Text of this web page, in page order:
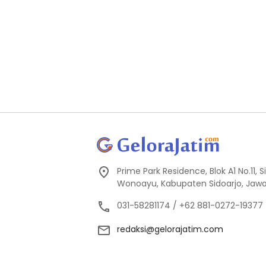
Prime Park Residence, Blok A1
Wonoayu, Kabupaten Sidoarjo,
031-58281174 / +62 881-0272-19377
redaksi@gelorajatim.com